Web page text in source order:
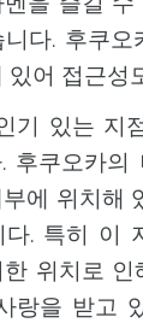
다. 후쿠
있어 접근성
기 있는 지
후쿠오카의
에 위치해
다. 특히 이
위치로
랑을 받고